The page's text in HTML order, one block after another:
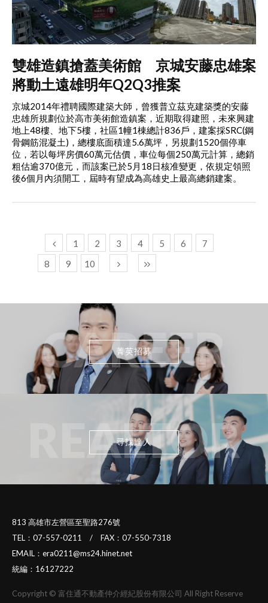
雙雄造鎮搶蓋美術館 京城安藤忠雄案
將動土遠雄明年Q2Q3推案
京城2014年禮聘國際建築大師，曾獲普立茲克建築獎的安藤
忠雄所規劃位於高市美術館造鎮案，近期取得建照，未來興建
地上48樓、地下5樓，社區1幢1棟總計836戶，建案採SRC(鋼
骨鋼筋混凝土)，總樓底面積達5.6萬坪，另規劃1520個停車
位，若以每坪房價60萬元估價，車位每個250萬元計算，總銷
粗估逾370億元，而該案已於5月18日核准變更，依規定領照
後6個月內須開工，屆時有望成為高雄史上最高總銷建案。
1 2 3 4 5 6
7
8
9 10
CAREER
菁英招募
REALTOR
尋找達人
813 高雄市左營區至聖路276號
TEL：07-557-0211 / FAX：07-550-7318
EMAIL：era0211@ms24.hinet.net
統編：16127222
Copyright © 富住通不動產仲介經紀股份有限公司 All Right Reserve